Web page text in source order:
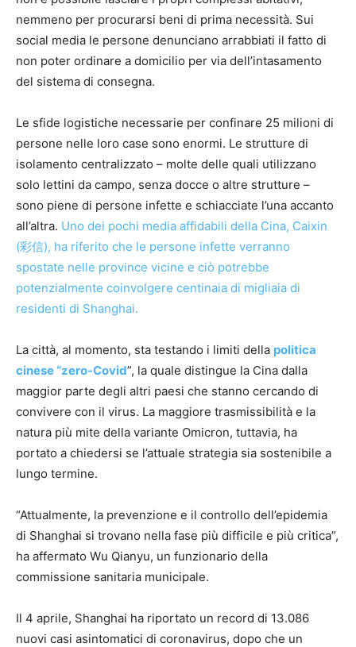
nemmeno per procurarsi beni di prima necessità. Sui
social media le persone denunciano arrabbiati il fatto di
non poter ordinare a domicilio per via dell’intasamento
del sistema di consegna.
Le sfide logistiche necessarie per confinare 25 milioni di
persone nelle loro case sono enormi. Le strutture di
isolamento centralizzato – molte delle quali utilizzano
solo lettini da campo, senza docce o altre strutture –
sono piene di persone infette e schiacciate l’una accanto
all’altra. Uno dei pochi media affidabili della Cina, Caixin
(彩信), ha riferito che le persone infette verranno
spostate nelle province vicine e ciò potrebbe
potenzialmente coinvolgere centinaia di migliaia di
residenti di Shanghai.
La città, al momento, sta testando i limiti della politica
cinese “zero-Covid”, la quale distingue la Cina dalla
maggior parte degli altri paesi che stanno cercando di
convivere con il virus. La maggiore trasmissibilità e la
natura più mite della variante Omicron, tuttavia, ha
portato a chiedersi se l’attuale strategia sia sostenibile a
lungo termine.
“Attualmente, la prevenzione e il controllo dell’epidemia
di Shanghai si trovano nella fase più difficile e più critica”,
ha affermato Wu Qianyu, un funzionario della
commissione sanitaria municipale.
Il 4 aprile, Shanghai ha riportato un record di 13.086
nuovi casi asintomatici di coronavirus, dopo che un